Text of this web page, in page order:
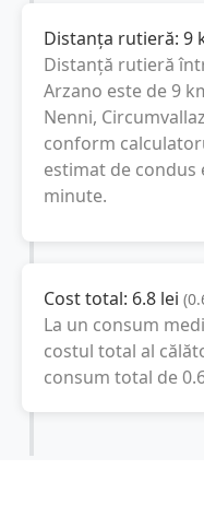
Distanța rutieră: 9
Distanță rutieră
Arzano este de 9
Nenni,
conform
estimat de condus
minute.
Cost total: 6.8 lei (
La un consum
costul total al
consum total de